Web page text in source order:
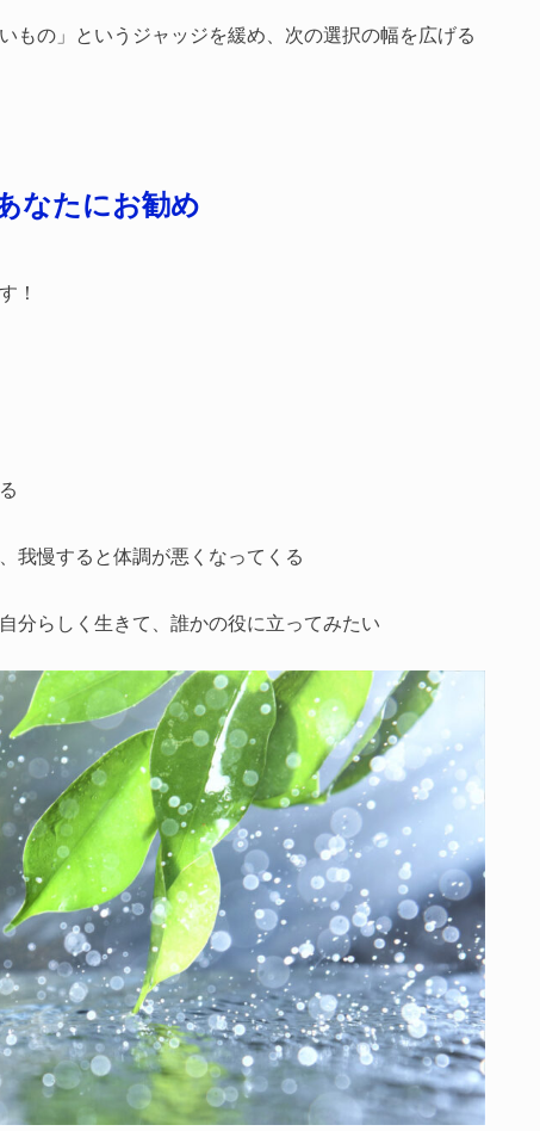
もの」というジャッジを緩め、次の選択の幅を広げる
なたにお勧め
！
我慢すると体調が悪くなってくる
分らしく生きて、誰かの役に立ってみたい